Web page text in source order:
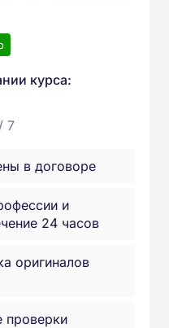
курса:
7
в договоре
и
24 часов
оригиналов
проверки